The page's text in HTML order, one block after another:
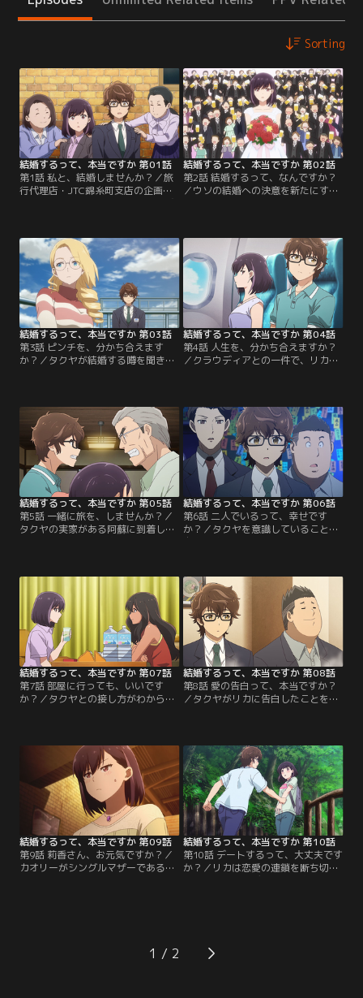
Sorting
結婚するって、本当ですか 第01話
第1話 私と、結婚しませんか？／旅
行代理店・JTC錦糸町支店の企画部
が、充実した一人生活を送ってい
た。しかし、アラスカ支店開設によ
り1年後に独身者優先で海外派遣さ
れることになってしまい、困るタク
ヤとリカ。そんなある日、リカはタ
クヤに…。【提供：バンダイチャン
ネル】
結婚するって、本当ですか 第02話
第2話 結婚するって、なんですか？
／ウソの結婚への決意を新たにする
ヤとリカが会社内に犯人がいると話
していると、後輩の権田がタクヤの
家にやってくることになり、二人は
権田が犯人ではないかという疑念を
抱く。絶対ばれないように協力する
二人だったが…。【提供：バンダイ
チャンネル】
結婚するって、本当ですか 第03話
第3話 ピンチを、分かち合えます
か？／タクヤが結婚する噂を聞きつ
耕一に共感するリカと、自分にはど
うにもできないとうんざりするタク
ヤ。結局タクヤは説明をするために
実家に帰ることになり、リカは自分
が口を出すことができないところま
で問題が大きくなって…。【提供：
バンダイチャンネル】
結婚するって、本当ですか 第04話
第4話 人生を、分かち合えますか？
／クラウディアとの一件で、リカに
でタクヤが実家に帰るとこが知られ
てしまい一緒に帰るのかと騒がれる
も、タクヤは野暮用だとかわす。し
かし、リカのもとへ以前タクヤに脅
迫電話をかけたと思われる人物から
非通知着信があり…。【提供：バン
ダイチャンネル】
結婚するって、本当ですか 第05話
第5話 一緒に旅を、しませんか？／
タクヤの実家がある阿蘇に到着した
が、疲れすぎで倒れてしまう。そこ
へ耕一が現れ、共に介抱するなかで
タクヤは結婚がウソであると伝え
る。耕一にはこっぴどく怒られ、実
家にいる母と姉にも謝りに行くタク
ヤ。【提供：バンダイチャンネル】
結婚するって、本当ですか 第06話
第6話 二人でいるって、幸せです
か？／タクヤを意識していることを
自覚し始めるリカ。しかしタクヤの
まう。良い雰囲気だったリカの態度
が急に冷たくなり、何かしてしまっ
たのかと悩むタクヤ。一方JTCで
は、社内で一番キッチリしている同
僚・進士さんは毎日愛妻弁当を持っ
てきており、幸せそうな様子。【提
供：バンダイチャンネル】
結婚するって、本当ですか 第07話
第7話 部屋に行っても、いいです
か？／タクヤとの接し方がわからな
だったが、半ば強引に誘われて、リ
カの家で飲み会をすることに。二人
はナオが作った阿蘇への想いがこも
ったガラスでお酒を酌み交わし、お
酒が進んだリカはタクヤへのもどか
しい想いが溢れてしまう。【提供：
バンダイチャンネル】
結婚するって、本当ですか 第08話
第8話 愛の告白って、本当ですか？
／タクヤがリカに告白したことを後
人とオフ会をするため一緒にきてほ
しいと言う。当日、権田の前に現れ
たのはカオリーという女性だった。
タクヤが間に入る必要もなく、すぐ
に意気投合する二人。【提供：バン
ダイチャンネル】
結婚するって、本当ですか 第09話
第9話 莉香さん、お元気ですか？／
カオリーがシングルマザーであるこ
んでいた。リカの様子を見たナオ
は、ガラス作り体験を提案する。ガ
結婚するって、本当ですか 第10話
第10話 デートするって、大丈夫です
か？／リカは恋愛の連鎖を断ち切る
ため、タクヤにデートを提案する。
楽しそうなリカの姿を見て、普段の
リカを知ることができて嬉しいと感
1